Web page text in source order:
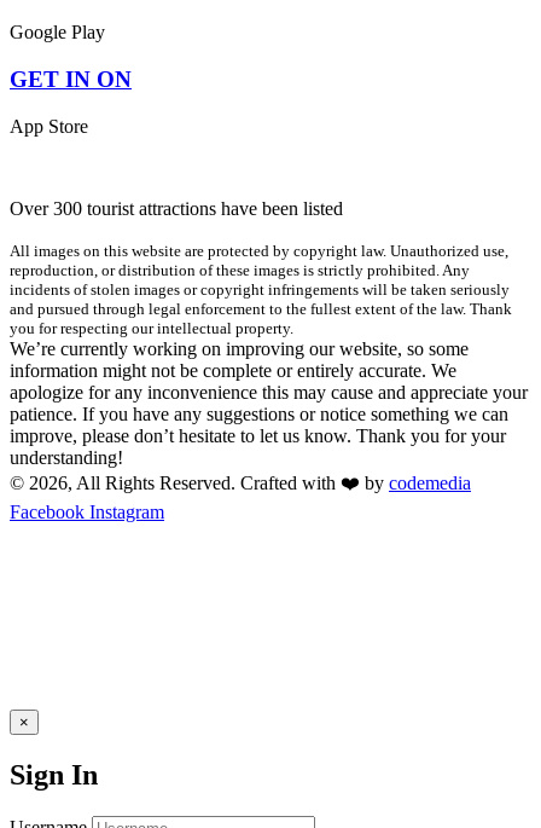
Google Play
GET IN ON
App Store
Over 300 tourist attractions have been listed
All images on this website are protected by copyright law. Unauthorized use,
reproduction, or distribution of these images is strictly prohibited. Any
incidents of stolen images or copyright infringements will be taken seriously
and pursued through legal enforcement to the fullest extent of the law. Thank
you for respecting our intellectual property.
We’re currently working on improving our website, so some
information might not be complete or entirely accurate. We
apologize for any inconvenience this may cause and appreciate your
patience. If you have any suggestions or notice something we can
improve, please don’t hesitate to let us know. Thank you for your
understanding!
© 2026, All Rights Reserved. Crafted with ❤️ by codemedia
Facebook Instagram
×
Sign In